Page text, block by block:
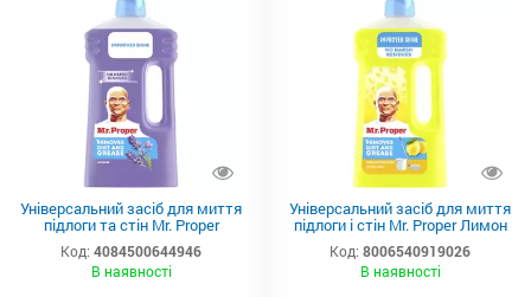
Універсальний засіб для миття
підлоги та стін Mr. Proper
Лавандовий спокій 1 л
Код: 4084500644946
В наявності
Універсальний засіб для миття
підлоги і стін Mr. Proper Лимон
Код: 8006540919026
В наявності